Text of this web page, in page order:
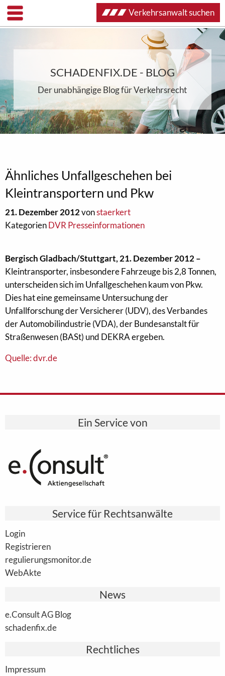
SCHADENFIX.DE - BLOG
Der unabhängige Blog für Verkehrsrecht
Ähnliches Unfallgeschehen bei
Kleintransportern und Pkw
21. Dezember 2012vonstaerkert
KategorienDVR Presseinformationen
Bergisch Gladbach/Stuttgart, 21. Dezember 2012 –
Kleintransporter, insbesondere Fahrzeuge bis 2,8 Tonnen,
unterscheiden sich im Unfallgeschehen kaum von Pkw.
Dies hat eine gemeinsame Untersuchung der
Unfallforschung der Versicherer (UDV), des Verbandes
der Automobilindustrie (VDA), der Bundesanstalt für
Straßenwesen (BASt) und DEKRA ergeben.
Quelle: dvr.de
Ein Service von
Service für Rechtsanwälte
Login
Registrieren
regulierungsmonitor.de
WebAkte
News
e.Consult AG Blog
schadenfix.de
Rechtliches
Impressum
Verkehrsanwalt suchen